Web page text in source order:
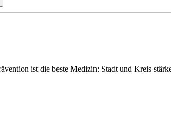
ist die beste Medizin: Stadt und Kreis